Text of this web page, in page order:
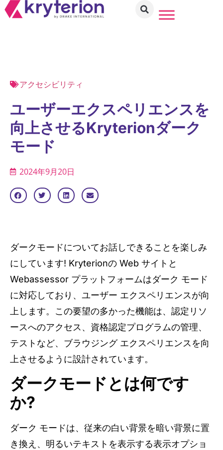
アクセシビリティ
ユーザーエクスペリエンスを
向上させるKryterionダーク
モード
2024年9月20日
ダークモードについてお話しできることを楽しみ
にしています! Kryterionの Web サイトと
Webassessor プラットフォームはダーク モード
に対応しており、ユーザー エクスペリエンスが向
上します。この要望の多かった機能は、認定リソ
ースへのアクセス、資格認定プログラムの管理、
テストなど、ブラウジング エクスペリエンスを向
上させるように設計されています。
ダークモードとは何です
か?
ダーク モードは、従来の白い背景を暗い背景に置
き換え、明るいテキストを表示する表示オプショ